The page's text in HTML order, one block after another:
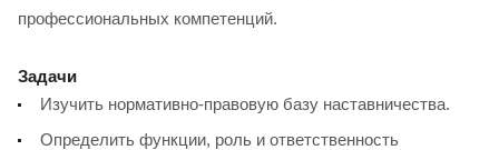
профессиональных компетенций.
Задачи
Изучить нормативно-правовую базу наставничества.
Определить функции, роль и ответственность